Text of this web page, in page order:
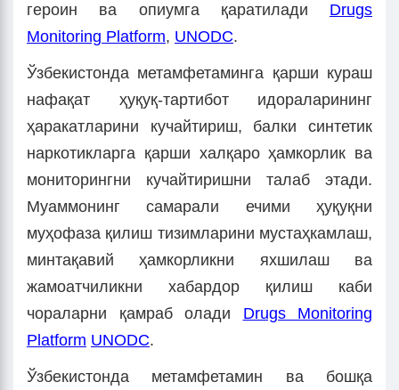
героин ва опиумга қаратилади Drugs
Monitoring Platform, UNODC.
Ўзбекистонда метамфетаминга қарши кураш
нафақат ҳуқуқ-тартибот идораларининг
ҳаракатларини кучайтириш, балки синтетик
наркотикларга қарши халқаро ҳамкорлик ва
мониторингни кучайтиришни талаб этади.
Муаммонинг самарали ечими ҳуқуқни
муҳофаза қилиш тизимларини мустаҳкамлаш,
минтақавий ҳамкорликни яхшилаш ва
жамоатчиликни хабардор қилиш каби
чораларни қамраб олади Drugs Monitoring
Platform UNODC.
Ўзбекистонда метамфетамин ва бошқа